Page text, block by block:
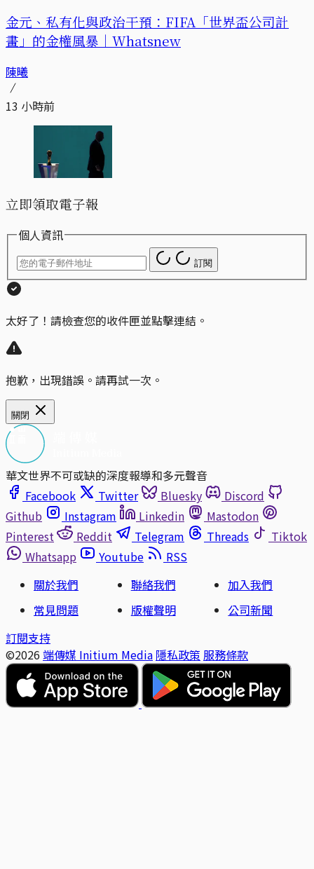
金元、私有化與政治干預：FIFA「世界盃公司計
畫」的金權風暴｜Whatsnew
陳曦
13 小時前
立即領取電子報
個人資訊
訂閱
太好了！請檢查您的收件匣並點擊連結。
抱歉，出現錯誤。請再試一次。
關閉
華文世界不可或缺的深度報導和多元聲音
Facebook
Twitter Bluesky
Discord
Github
Instagram Linkedin
Mastodon
Pinterest
Reddit Telegram Threads
Tiktok
Whatsapp
Youtube
RSS
關於我們
聯絡我們
加入我們
常見問題
版權聲明
公司新聞
訂閱支持
©2026 端傳媒 Initium Media 隱私政策 服務條款